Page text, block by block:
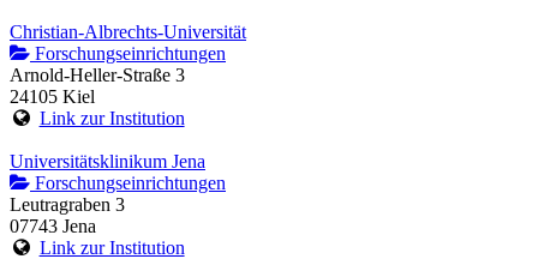
Christian-Albrechts-Universität
Forschungseinrichtungen
Arnold-Heller-Straße 3
24105 Kiel
Link zur Institution
Universitätsklinikum Jena
Forschungseinrichtungen
Leutragraben 3
07743 Jena
Link zur Institution